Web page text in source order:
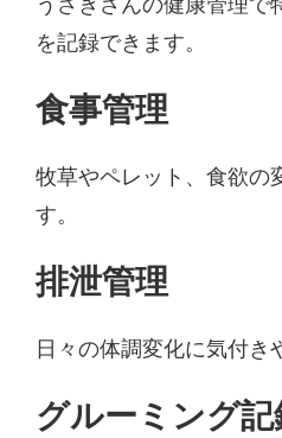
を記録できます。
食事管理
牧草やペレット、食欲の
す。
排泄管理
日々の体調変化に気付き
グルーミング記